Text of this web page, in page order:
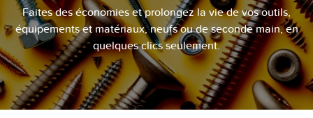
Faites des économies et prolongez la vie de vos outils,
équipements et matériaux, neufs ou de seconde main, en
quelques clics seulement.